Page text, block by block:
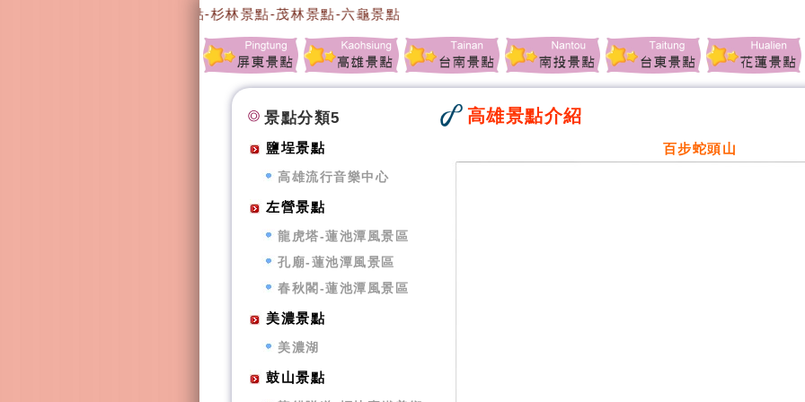
民宿-杉林民宿-美濃景點-杉林景點-茂林景點-六龜景點
高雄景點介紹
百步蛇頭山
景點分類5
鹽埕景點
高雄流行音樂中心
左營景點
龍虎塔-蓮池潭風景區
孔廟-蓮池潭風景區
春秋閣-蓮池潭風景區
美濃景點
美濃湖
鼓山景點